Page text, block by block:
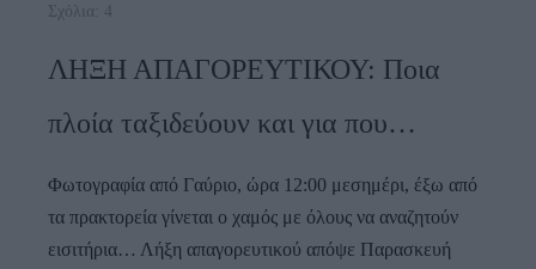
Σχόλια: 4
ΛΗΞΗ ΑΠΑΓΟΡΕΥΤΙΚΟΥ: Ποια
πλοία ταξιδεύουν και για που…
Φωτογραφία από Γαύριο, ώρα 12:00 μεσημέρι, έξω από
τα πρακτορεία γίνεται ο χαμός με όλους να αναζητούν
εισιτήρια… Λήξη απαγορευτικού απόψε Παρασκευή